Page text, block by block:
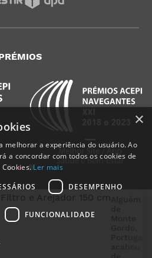
- Saúde e Bem-Estar
×
melhorar a experiência do usuário. Ao
a concordar com todos os cookies de
Ler mais
DESEMPENHO
FUNCIONALIDADE